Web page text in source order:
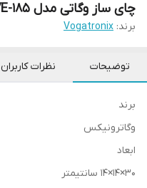
چای ساز وگاتی مدل VE-185
برند: Vogatronix
توضیحات نظرات کاربران
برند
وگاترونیکس
ابعاد
30×14×14 سانتیمتر